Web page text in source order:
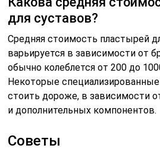
для суставов?
Средняя стоимость пластырей
варьируется в зависимости от
обычно колеблется от 200 до
Некоторые
стоить дороже, в зависимости
и дополнительных компонентов.
Советы